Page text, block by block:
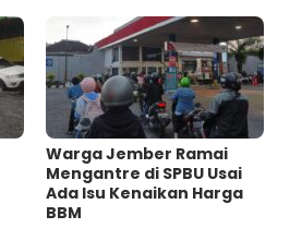
Warga Jember Ramai
Mengantre di SPBU Usai
Ada Isu Kenaikan Harga
BBM